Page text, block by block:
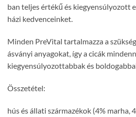
ban teljes értékű és kiegyensúlyozott
házi kedvenceinket.
Minden PreVital tartalmazza a
ásványi anyagokat, így a cicák
kiegyensúlyozottabbak és
Összetétel:
hús és állati származékok (4% marha,